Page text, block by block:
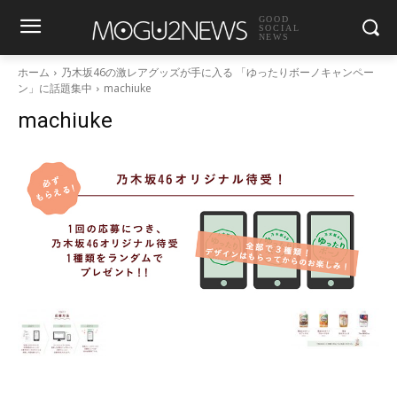
GOOD
SOCIAL
NEWS
ホーム
乃木坂46の激レアグッズが手に入る 「ゆったりボーノキャンペー
ン」に話題集中
machiuke
machiuke